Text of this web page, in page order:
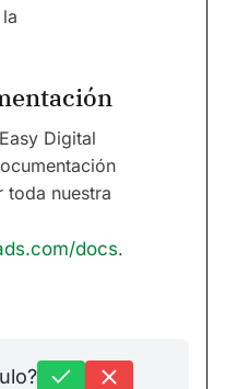
Digital
toda nuestra
docs.